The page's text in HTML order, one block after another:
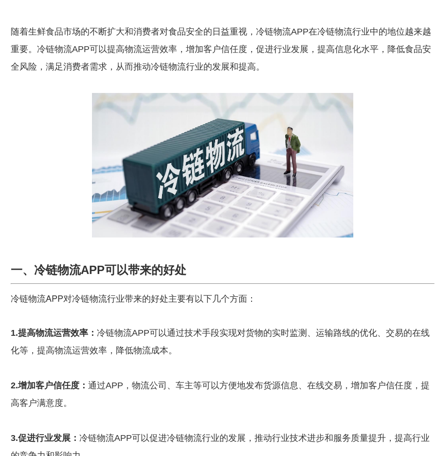
随着生鲜食品市场的不断扩大和消费者对食品安全的日益重视，冷链物流APP在冷链物流行业中的地位越来越
重要。冷链物流APP可以提高物流运营效率，增加客户信任度，促进行业发展，提高信息化水平，降低食品安
全风险，满足消费者需求，从而推动冷链物流行业的发展和提高。
一、冷链物流APP可以带来的好处
冷链物流APP对冷链物流行业带来的好处主要有以下几个方面：
1.提高物流运营效率： 冷链物流APP可以通过技术手段实现对货物的实时监测、运输路线的优化、交易的在线
化等，提高物流运营效率，降低物流成本。
2.增加客户信任度： 通过APP，物流公司、车主等可以方便地发布货源信息、在线交易，增加客户信任度，提
高客户满意度。
3.促进行业发展： 冷链物流APP可以促进冷链物流行业的发展，推动行业技术进步和服务质量提升，提高行业